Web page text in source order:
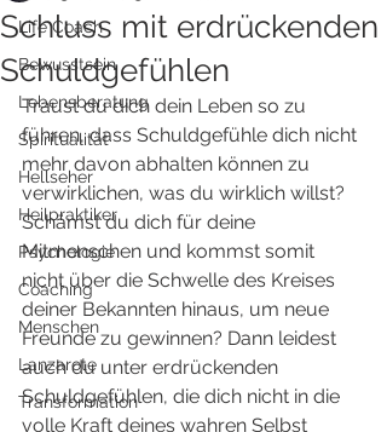
Life Coach
Bewusstsein
Lebensberatung
Spiritualität
Hellseher
Heilpraktiker
Psychologie
Coaching
Menschen
Lanzarote
Transformation
Schluss mit erdrückenden
Schuldgefühlen
Traust du dich dein Leben so zu
führen, dass Schuldgefühle dich nicht
mehr davon abhalten können zu
verwirklichen, was du wirklich willst?
Schämst du dich für deine
Mitmenschen und kommst somit
nicht über die Schwelle des Kreises
deiner Bekannten hinaus, um neue
Freunde zu gewinnen? Dann leidest
auch du unter erdrückenden
Schuldgefühlen, die dich nicht in die
volle Kraft deines wahren Selbst